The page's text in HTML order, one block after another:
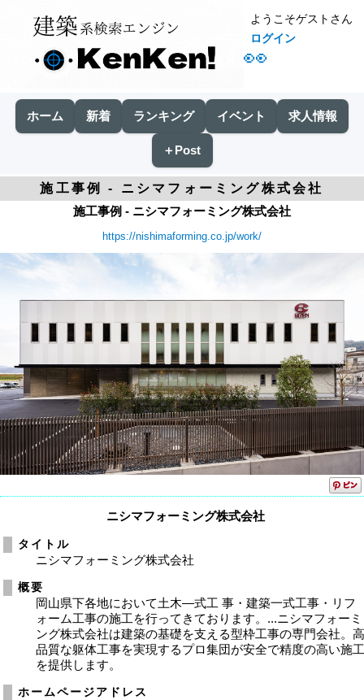
👀
ようこそゲストさん
ログイン
ホーム 新着 ランキング イベント 求人情報
＋Post
施工事例 - ニシマフォーミング株式会社
施工事例 - ニシマフォーミング株式会社
https://nishimaforming.co.jp/work/
ニシマフォーミング株式会社
タイトル
ニシマフォーミング株式会社
概要
岡山県下各地において土木―式工 事・建築一式工事・リフ
ォーム工事の施工を行ってきております。...ニシマフォーミ
ング株式会社は建築の基礎を支える型枠工事の専門会社。
品質な躯体工事を実現するプロ集団が安全で精度の高い施
を提供します。
ホームページアドレス